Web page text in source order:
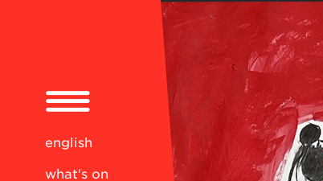
english
what's on